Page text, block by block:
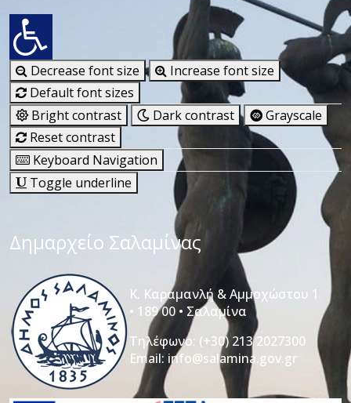
Decrease font size
Increase font size
Default font sizes
Bright contrast
Dark contrast
Grayscale
Reset contrast
Keyboard Navigation
Toggle underline
Δημαρχείο Σαλαμίνας
Κ. Καραμανλή & Αμμοχώστου 1
• 189 00 • Σαλαμίνα
Τηλέφωνο: (+30) 213 2027300
Email: info@salamina.gov.gr